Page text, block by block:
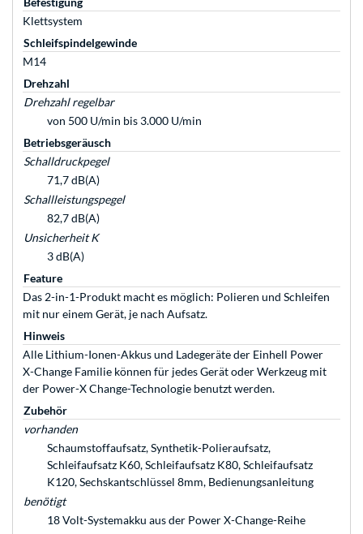
Klettsystem
Schleifspindelgewinde
M14
Drehzahl
Drehzahl regelbar
von 500 U/min bis 3.000 U/min
Betriebsgeräusch
Schalldruckpegel
71,7 dB(A)
Schallleistungspegel
82,7 dB(A)
Unsicherheit K
3 dB(A)
Feature
Das 2-in-1-Produkt macht es möglich: Polieren und Schleifen
mit nur einem Gerät, je nach Aufsatz.
Hinweis
Alle Lithium-Ionen-Akkus und Ladegeräte der Einhell Power
X-Change Familie können für jedes Gerät oder Werkzeug mit
der Power-X Change-Technologie benutzt werden.
Zubehör
vorhanden
Schaumstoffaufsatz, Synthetik-Polieraufsatz,
Schleifaufsatz K60, Schleifaufsatz K80, Schleifaufsatz
K120, Sechskantschlüssel 8mm, Bedienungsanleitung
benötigt
18 Volt-Systemakku aus der Power X-Change-Reihe